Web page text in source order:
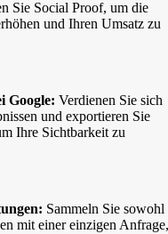
Sie Social Proof, um die
und Ihren Umsatz zu
Google: Verdienen Sie sich
und exportieren Sie
Ihre Sichtbarkeit zu
Sammeln Sie sowohl
mit einer einzigen Anfrage,